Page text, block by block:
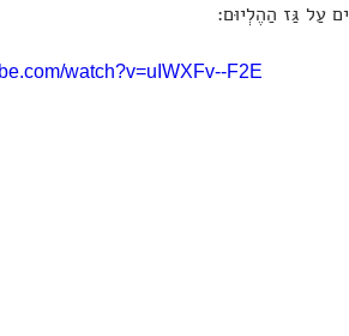
עַל גַּז הַהֶלְיוּם:
watch?v=uIWXFv--F2E